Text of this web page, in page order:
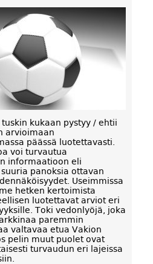
kukaan pystyy / ehtii
arvioimaan
päässä luotettavasti.
voi turvautua
informaatioon eli
panoksia ottavan
Useimmissa
hetken kertoimista
luotettavat arviot eri
Toki vedonlyöjä, joka
paremmin
valtavaa etua Vakion
pelin muut puolet ovat
turvaudun eri lajeissa